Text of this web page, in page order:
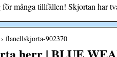
många tillfällen! Skjortan har
flanellskjorta-902370